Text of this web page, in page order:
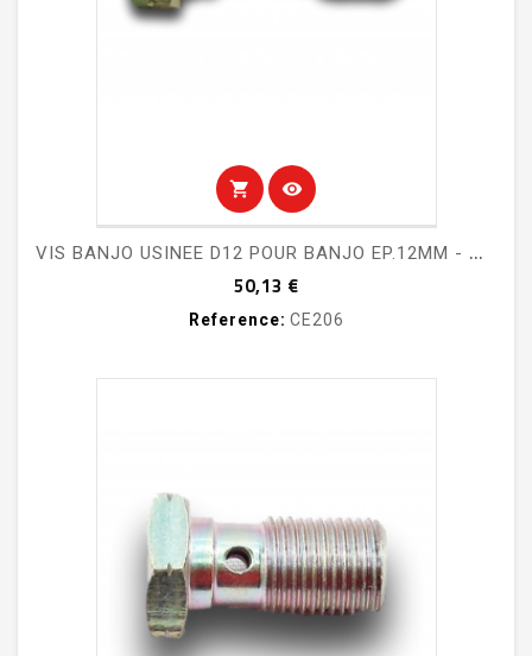
shopping_cart visibility
V
IS BANJO USINEE D12 POUR BANJO EP.12MM - M/C FREIN MITJET 2L
50,13 €Prix
Reference: CE206